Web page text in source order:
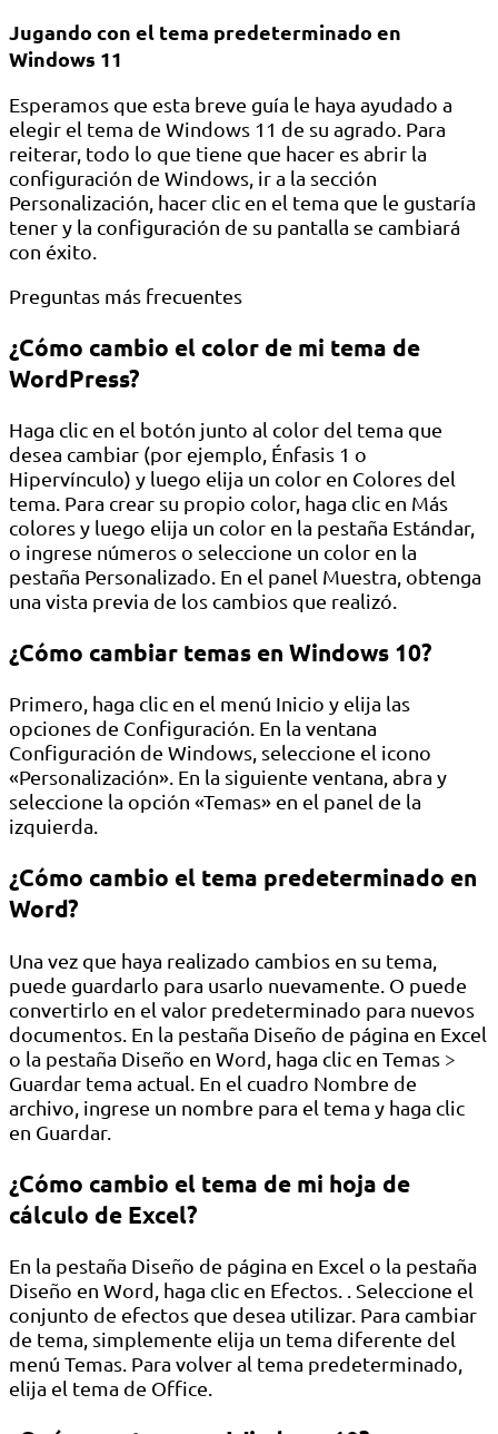
Jugando con el tema predeterminado en
Windows 11
Esperamos que esta breve guía le haya ayudado a
elegir el tema de Windows 11 de su agrado. Para
reiterar, todo lo que tiene que hacer es abrir la
configuración de Windows, ir a la sección
Personalización, hacer clic en el tema que le gustaría
tener y la configuración de su pantalla se cambiará
con éxito.
Preguntas más frecuentes
¿Cómo cambio el color de mi tema de
WordPress?
Haga clic en el botón junto al color del tema que
desea cambiar (por ejemplo, Énfasis 1 o
Hipervínculo) y luego elija un color en Colores del
tema. Para crear su propio color, haga clic en Más
colores y luego elija un color en la pestaña Estándar,
o ingrese números o seleccione un color en la
pestaña Personalizado. En el panel Muestra, obtenga
una vista previa de los cambios que realizó.
¿Cómo cambiar temas en Windows 10?
Primero, haga clic en el menú Inicio y elija las
opciones de Configuración. En la ventana
Configuración de Windows, seleccione el icono
«Personalización». En la siguiente ventana, abra y
seleccione la opción «Temas» en el panel de la
izquierda.
¿Cómo cambio el tema predeterminado en
Word?
Una vez que haya realizado cambios en su tema,
puede guardarlo para usarlo nuevamente. O puede
convertirlo en el valor predeterminado para nuevos
documentos. En la pestaña Diseño de página en Excel
o la pestaña Diseño en Word, haga clic en Temas >
Guardar tema actual. En el cuadro Nombre de
archivo, ingrese un nombre para el tema y haga clic
en Guardar.
¿Cómo cambio el tema de mi hoja de
cálculo de Excel?
En la pestaña Diseño de página en Excel o la pestaña
Diseño en Word, haga clic en Efectos. . Seleccione el
conjunto de efectos que desea utilizar. Para cambiar
de tema, simplemente elija un tema diferente del
menú Temas. Para volver al tema predeterminado,
elija el tema de Office.